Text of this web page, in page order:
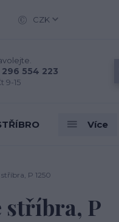
CZK
554 223
9-15
Více
P 1250
P